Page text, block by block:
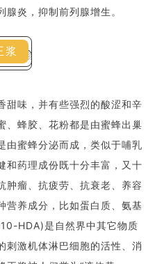
炎，抑制前列腺增生。
浆
甜味，并有些强烈的酸涩和辛
、蜂胶、花粉都是由蜜蜂出巢
由蜜蜂分泌而成，类似于哺乳
和药理成份既十分丰富，又十
肿瘤、抗疲劳、抗衰老、养容
营养成分，比如蛋白质、氨基
HDA)是自然界中其它物质
刺激机体淋巴细胞的活性、消